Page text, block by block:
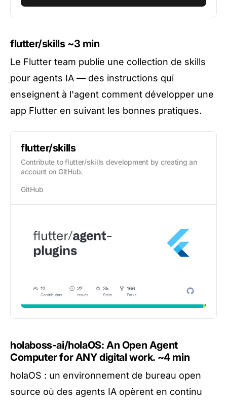
flutter/skills~3 min
Le Flutter team publie une collection de skills
pour agents IA — des instructions qui
enseignent à l'agent comment développer une
app Flutter en suivant les bonnes pratiques.
flutter/skills
Contribute to flutter/skills development by creating an
account on GitHub.
GitHub
holaboss-ai/holaOS: An Open Agent
Computer for ANY digital work. ~4 min
holaOS : un environnement de bureau open
source où des agents IA opèrent en continu